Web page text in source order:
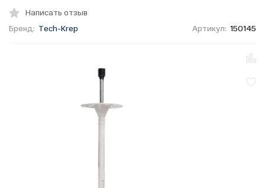
Написать отзыв
Бренд: Tech-Krep Артикул: 150145